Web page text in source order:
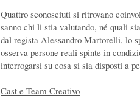
Quattro sconosciuti si ritrovano
sanno chi li stia valutando, né quali
dal regista Alessandro Martorelli, lo
osserva persone reali spinte in
interrogarsi su cosa si sia disposti a
Cast e Team Creativo